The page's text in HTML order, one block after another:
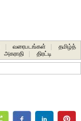
வரைபடங்கள்
தமிழ்த்
அகராதி திரட்டி